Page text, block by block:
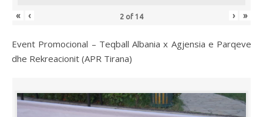
« ‹ 2 of 14 › »
Event Promocional – Teqball Albania x Agjensia e Parqeve
dhe Rekreacionit (APR Tirana)